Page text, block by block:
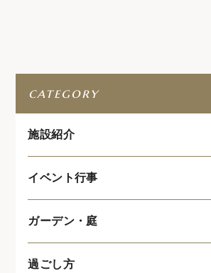
category
施設紹介
イベント行事
ガーデン・庭
過ごし方